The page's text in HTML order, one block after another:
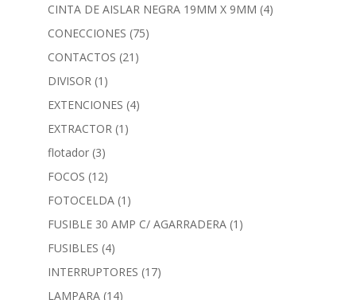
CINTA DE AISLAR NEGRA 19MM X 9MM (4)
CONECCIONES (75)
CONTACTOS (21)
DIVISOR (1)
EXTENCIONES (4)
EXTRACTOR (1)
flotador (3)
FOCOS (12)
FOTOCELDA (1)
FUSIBLE 30 AMP C/ AGARRADERA (1)
FUSIBLES (4)
INTERRUPTORES (17)
LAMPARA (14)